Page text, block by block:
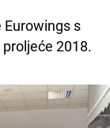
s
2018.